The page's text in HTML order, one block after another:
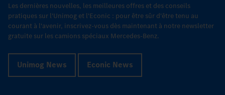
Les dernières nouvelles, les meilleures offres et des conseils
pratiques sur l'Unimog et l'Econic : pour être sûr d'être tenu au
courant à l'avenir, inscrivez-vous dès maintenant à notre newsletter
gratuite sur les camions spéciaux Mercedes-Benz.
Unimog News Econic News